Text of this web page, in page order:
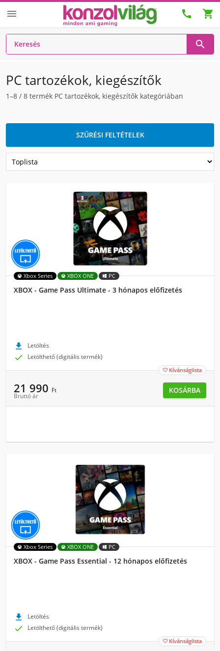
  

PC tartozékok, kiegészítők
1–8 / 8 termék PC tartozékok, kiegészítők kategóriában
SZŰRÉSI FELTÉTELEK
Xbox Series XBOX ONE PC
XBOX - Game Pass Ultimate - 3 hónapos előfizetés
 Letöltés
 Letölthető (digitális termék)
 Kívánságlista
21 990 Ft
Bruttó ár
KOSÁRBA
Xbox Series XBOX ONE PC
XBOX - Game Pass Essential - 12 hónapos előfizetés
 Letöltés
 Letölthető (digitális termék)
 Kívánságlista